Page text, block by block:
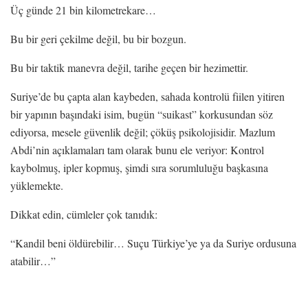
Üç günde 21 bin kilometrekare…
Bu bir geri çekilme değil, bu bir bozgun.
Bu bir taktik manevra değil, tarihe geçen bir hezimettir.
Suriye’de bu çapta alan kaybeden, sahada kontrolü fiilen yitiren
bir yapının başındaki isim, bugün “suikast” korkusundan söz
ediyorsa, mesele güvenlik değil; çöküş psikolojisidir. Mazlum
Abdi’nin açıklamaları tam olarak bunu ele veriyor: Kontrol
kaybolmuş, ipler kopmuş, şimdi sıra sorumluluğu başkasına
yüklemekte.
Dikkat edin, cümleler çok tanıdık:
“Kandil beni öldürebilir… Suçu Türkiye’ye ya da Suriye ordusuna
atabilir…”